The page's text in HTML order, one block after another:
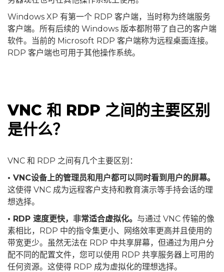
Windows XP 有第一个 RDP 客户端，当时称为终端服务
客户端。所有后续的 Windows 版本都附带了自己的客户端
软件。当前的 Microsoft RDP 客户端称为远程桌面连接。
RDP 客户端也可用于其他操作系统。
VNC 和 RDP 之间的主要区别
是什么？
VNC 和 RDP 之间有几个主要区别：
• VNC设备上的管理员和用户都可以同时看到用户的屏幕。
这使得 VNC 成为远程客户支持和教育演示等手持会话的理
想选择。
• RDP 速度更快，非常适合虚拟化。 与通过 VNC 传输的像
素相比，RDP 中的指令集更小、网络效率更高并且使用的
带宽更少。虽然无法在 RDP 中共享屏幕，但通过为用户分
配不同的配置文件，您可以使用 RDP 共享服务器上可用的
任何资源。这使得 RDP 成为虚拟化的理想选择。